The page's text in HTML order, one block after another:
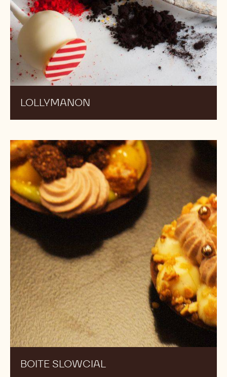
LOLLYMANON
Lollymanon
Boite
Slowcial